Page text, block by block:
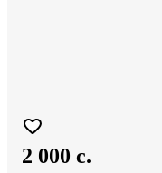
2 000 c.